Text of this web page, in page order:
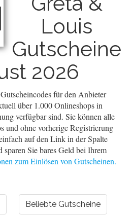
Louis
Gutscheine
2026
für den Anbieter
über 1.000 Onlineshops in
verfügbar sind. Sie können alle
und ohne vorherige Registrierung
auf den Link in der Spalte
Sie bares Geld bei Ihrem
zum Einlösen von Gutscheinen.
Beliebte Gutscheine